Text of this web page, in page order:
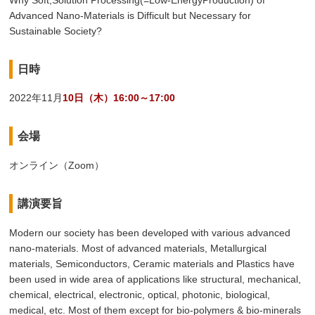
Advanced Nano-Materials is Difficult but Necessary for
Sustainable Society?
日時
2022年11月10日（木）16:00～17:00
会場
オンライン（Zoom）
講演要旨
Modern our society has been developed with various advanced
nano-materials. Most of advanced materials, Metallurgical
materials, Semiconductors, Ceramic materials and Plastics have
been used in wide area of applications like structural, mechanical,
chemical, electrical, electronic, optical, photonic, biological,
medical, etc. Most of them except for bio-polymers & bio-minerals